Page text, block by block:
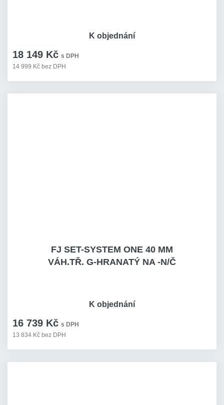
18 149 Kč s DPH
14 999 Kč bez DPH
K objednání
FJ SET-SYSTEM ONE 40 MM
VÁH.TŘ. G-HRANATÝ NA -N/Č
16 739 Kč s DPH
13 834 Kč bez DPH
K objednání